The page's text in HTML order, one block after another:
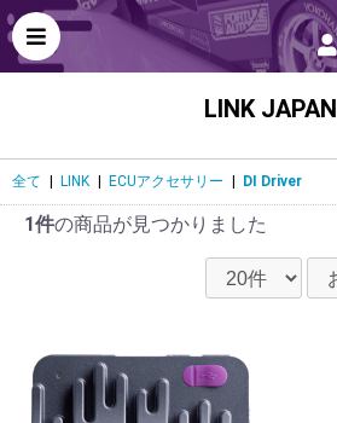
LINK JAPAN
全て LINK ECUアクセサリー DI Driver
1件の商品が見つかりました